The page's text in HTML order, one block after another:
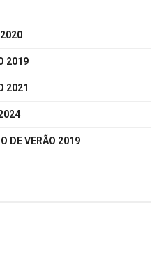
2019
2021
DE VERÃO 2019